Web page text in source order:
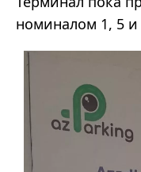
номиналом 1, 5 и